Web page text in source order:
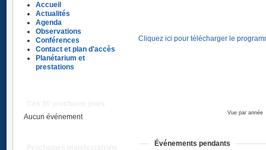
Accueil
Actualités
Agenda
Observations
Conférences
Contact et plan d'accès
Planétarium et
prestations
Aucun événement
Cliquez ici pour télécharger le
Vue par année
Événements pendants